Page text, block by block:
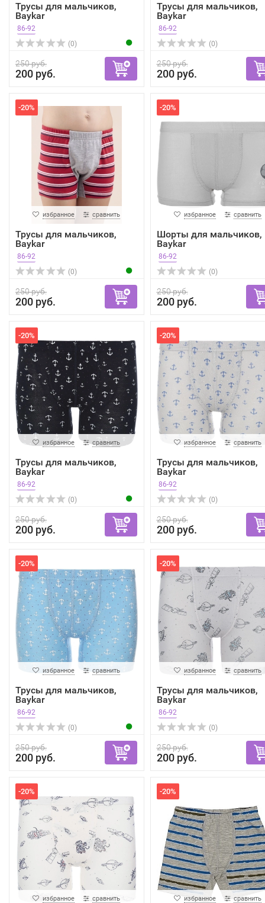
Трусы для мальчиков,
Baykar
86-92
(0)
250 руб.
200 руб.
Трусы для мальчиков,
Baykar
86-92
(0)
250 руб.
200 руб.
-20%
избранное сравнить
Трусы для мальчиков,
Baykar
86-92
(0)
250 руб.
200 руб.
-20%
избранное сравнить
Шорты для мальчиков,
Baykar
86-92
(0)
250 руб.
200 руб.
-20%
избранное сравнить
Трусы для мальчиков,
Baykar
86-92
(0)
250 руб.
200 руб.
-20%
избранное сравнить
Трусы для мальчиков,
Baykar
86-92
(0)
250 руб.
200 руб.
-20%
избранное сравнить
Трусы для мальчиков,
Baykar
86-92
(0)
250 руб.
200 руб.
-20%
избранное сравнить
Трусы для мальчиков,
Baykar
86-92
(0)
250 руб.
200 руб.
-20%
избранное сравнить
-20%
избранное сравнить